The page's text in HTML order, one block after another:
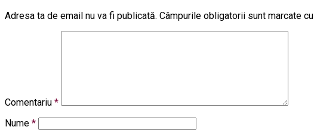
Adresa ta de email nu va fi publicată. Câmpurile obligatorii sunt marcate cu
Comentariu *
Nume *